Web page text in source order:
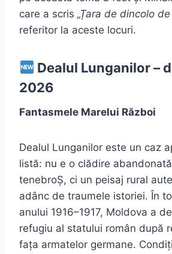
care a scris „Țara de dincolo
referitor la aceste locuri.
Dealul Lunganilor –
2026
Fantasmele Marelui Război
Dealul Lunganilor este un caz
listă: nu e o clădire
tenebroȘ, ci un peisaj rural
adânc de traumele istoriei. În
anului 1916–1917, Moldova a
refugiu al statului român după
fața armatelor germane.